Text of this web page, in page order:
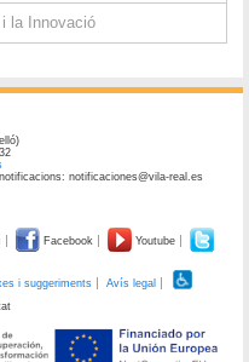
la Innovació
notificaciones@vila-real.es
Facebook Youtube
i suggeriments
Avís legal